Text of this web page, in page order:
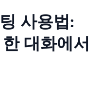
사용법:
대화에서